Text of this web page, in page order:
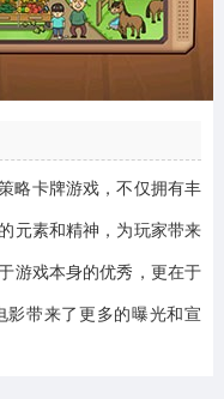
略卡牌游戏，不仅拥有丰
元素和精神，为玩家带来
游戏本身的优秀，更在于
带来了更多的曝光和宣